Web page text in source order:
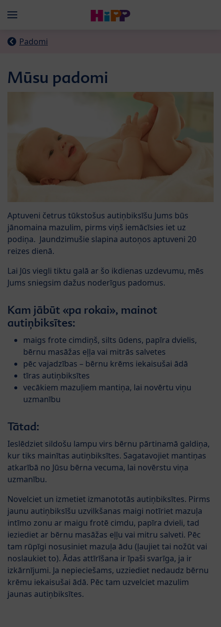
Menü
Padomi
Mūsu padomi
Aptuveni četrus tūkstošus autiņbiksīšu Jums būs
jānomaina mazulim, pirms viņš iemācīsies iet uz
podiņa. Jaundzimušie slapina autoņos aptuveni 20
reizes dienā.
Lai Jūs viegli tiktu galā ar šo ikdienas uzdevumu, mēs
Jums sniegsim dažus noderīgus padomus.
Kam jābūt «pa rokai», mainot
autiņbiksītes:
maigs frote cimdiņš, silts ūdens, papīra dvielis,
bērnu masāžas eļļa vai mitrās salvetes
pēc vajadzības – bērnu krēms iekaisušai ādā
tīras autiņbiksītes
vecākiem mazuļiem mantiņa, lai novērtu viņu
uzmanību
Tātad:
Ieslēdziet sildošu lampu virs bērnu pārtinamā galdiņa,
kur tiks mainītas autiņbiksītes. Sagatavojiet mantiņas
atkarībā no Jūsu bērna vecuma, lai novērstu viņa
uzmanību.
Novelciet un izmetiet izmanototās autiņbiksītes. Pirms
jaunu autiņbiksīšu uzvilkšanas maigi notīriet mazuļa
intīmo zonu ar maigu frotē cimdu, papīra dvieli, tad
ieziediet ar bērnu masāžas eļļu vai mitru salveti. Pēc
tam rūpīgi nosusiniet mazuļa ādu (ļaujiet tai nožūt vai
noslaukiet to). Ādas attīrīšana ir īpaši svarīga, ja ir
izkārnījumi. Ja nepieciešams, uzziediet nedaudz bērnu
krēmu iekaisušai ādā. Pēc tam uzvelciet mazulim
jaunas autiņbiksītes.